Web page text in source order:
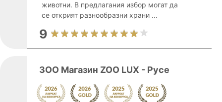
животни. В предлагания избор могат да
се открият разнообразни храни ...
9
ЗОО Магазин ZOO LUX - Русе